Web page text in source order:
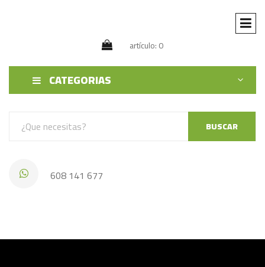
artículo: 0
CATEGORIAS
BUSCAR
608 141 677